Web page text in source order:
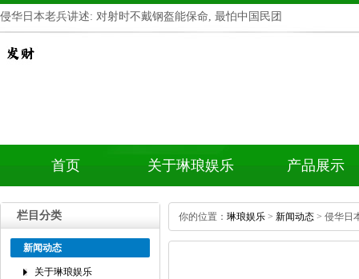
侵华日本老兵讲述:对射时不戴钢盔能保命,最怕中国民团
首页 关于琳琅娱乐 产品展示
栏目分类
新闻动态
关于琳琅娱乐
你的位置： 琳琅娱乐 > 新闻动态 >侵华日